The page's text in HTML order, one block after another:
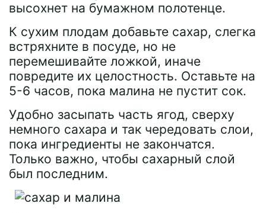
высохнет на бумажном полотенце.
К сухим плодам добавьте сахар, слегка
встряхните в посуде, но не
перемешивайте ложкой, иначе
повредите их целостность. Оставьте на
5-6 часов, пока малина не пустит сок.
Удобно засыпать часть ягод, сверху
немного сахара и так чередовать слои,
пока ингредиенты не закончатся.
Только важно, чтобы сахарный слой
был последним.